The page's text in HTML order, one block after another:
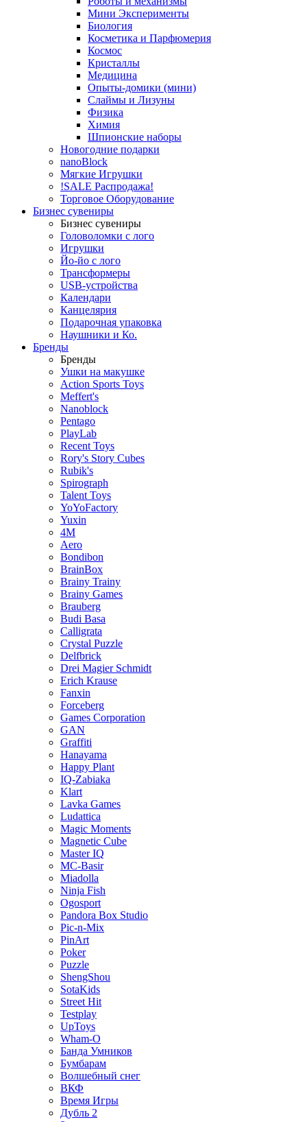
Мини Эксперименты
Биология
Косметика и Парфюмерия
Космос
Кристаллы
Медицина
Опыты-домики (мини)
Слаймы и Лизуны
Физика
Химия
Шпионские наборы
Новогодние подарки
nanoBlock
Мягкие Игрушки
!SALE Распродажа!
Торговое Оборудование
Бизнес сувениры
Бизнес сувениры
Головоломки с лого
Игрушки
Йо-йо с лого
Трансформеры
USB-устройства
Календари
Канцелярия
Подарочная упаковка
Наушники и Ко.
Бренды
Бренды
Ушки на макушке
Action Sports Toys
Meffert's
Nanoblock
Pentago
PlayLab
Recent Toys
Rory's Story Cubes
Rubik's
Spirograph
Talent Toys
YoYoFactory
Yuxin
4M
Aero
Bondibon
BrainBox
Brainy Trainy
Brainy Games
Brauberg
Budi Basa
Calligrata
Crystal Puzzle
Delfbrick
Drei Magier Schmidt
Erich Krause
Fanxin
Forceberg
Games Corporation
GAN
Graffiti
Hanayama
Happy Plant
IQ-Zabiaka
Klart
Lavka Games
Ludattica
Magic Moments
Magnetic Cube
Master IQ
MC-Basir
Miadolla
Ninja Fish
Ogosport
Pandora Box Studio
Pic-n-Mix
PinArt
Poker
Puzzle
ShengShou
SotaKids
Street Hit
Testplay
UpToys
Wham-O
Банда Умников
Бумбарам
Волшебный снег
ВКФ
Время Игры
Дубль 2